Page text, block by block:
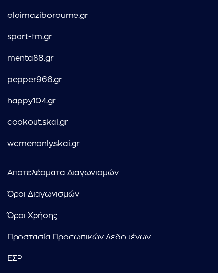
oloimaziboroume.gr
sport-fm.gr
menta88.gr
pepper966.gr
happy104.gr
cookout.skai.gr
womenonly.skai.gr
Αποτελέσματα Διαγωνισμών
Όροι Διαγωνισμών
Όροι Χρήσης
Προστασία Προσωπικών Δεδομένων
ΕΣΡ